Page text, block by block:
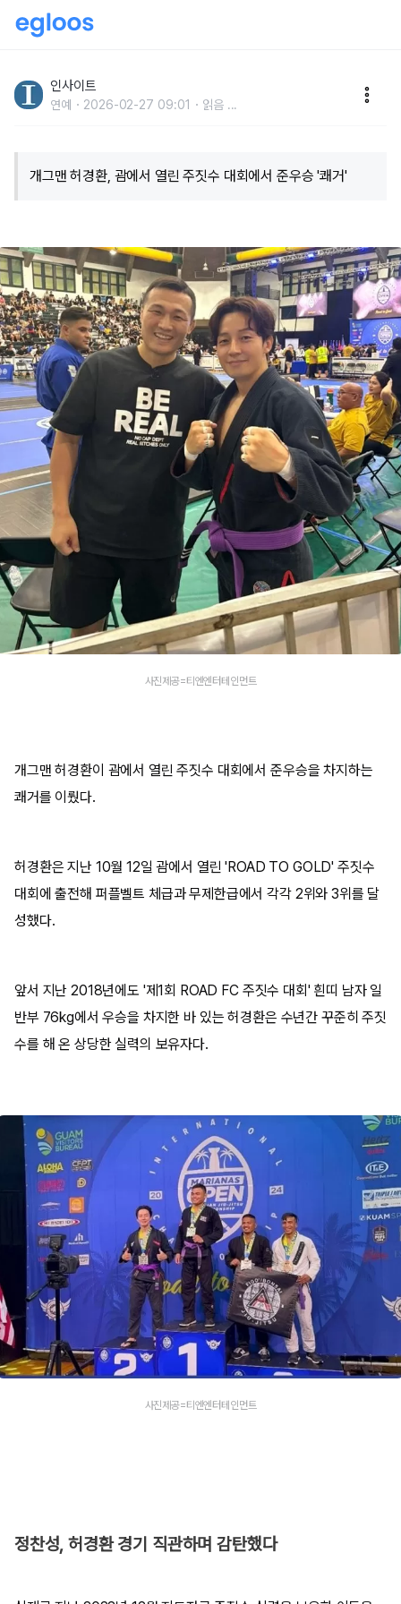
차지 인사이트
연예 2026-02-27 09:01 읽음 ...
개그맨 허경환, 괌에서 열린 주짓수 대회에서 준우승 '쾌거'
사진제공=티엔엔터테인먼트
개그맨 허경환이 괌에서 열린 주짓수 대회에서 준우승을 차지하는
쾌거를 이뤘다.
허경환은 지난 10월 12일 괌에서 열린 'ROAD TO GOLD' 주짓수
대회에 출전해 퍼플벨트 체급과 무제한급에서 각각 2위와 3위를 달
성했다.
앞서 지난 2018년에도 '제1회 ROAD FC 주짓수 대회' 흰띠 남자 일
반부 76kg에서 우승을 차지한 바 있는 허경환은 수년간 꾸준히 주짓
수를 해 온 상당한 실력의 보유자다.
사진제공=티엔엔터테인먼트
정찬성, 허경환 경기 직관하며 감탄했다